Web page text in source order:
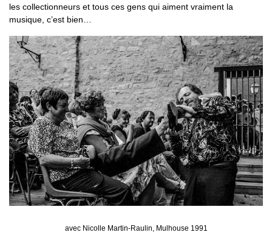
les collectionneurs et tous ces gens qui aiment vraiment la
musique, c’est bien…
avec Nicolle Martin-Raulin, Mulhouse 1991